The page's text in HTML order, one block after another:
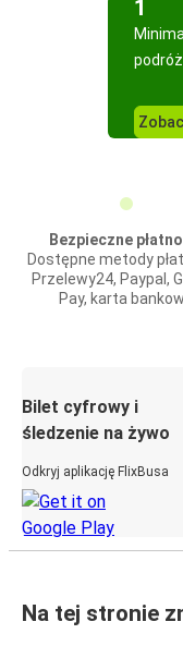
1
Bezpieczne
Dostępne metody
Przelewy24, Paypal,
Pay, karta
Bilet cyfrowy i
śledzenie na żywo
Odkryj aplikację FlixBusa
Na tej stronie